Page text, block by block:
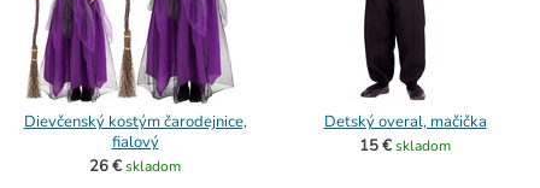
Dievčenský kostým čarodejnice,
fialový
26 €skladom
Detský overal, mačička
15 €skladom